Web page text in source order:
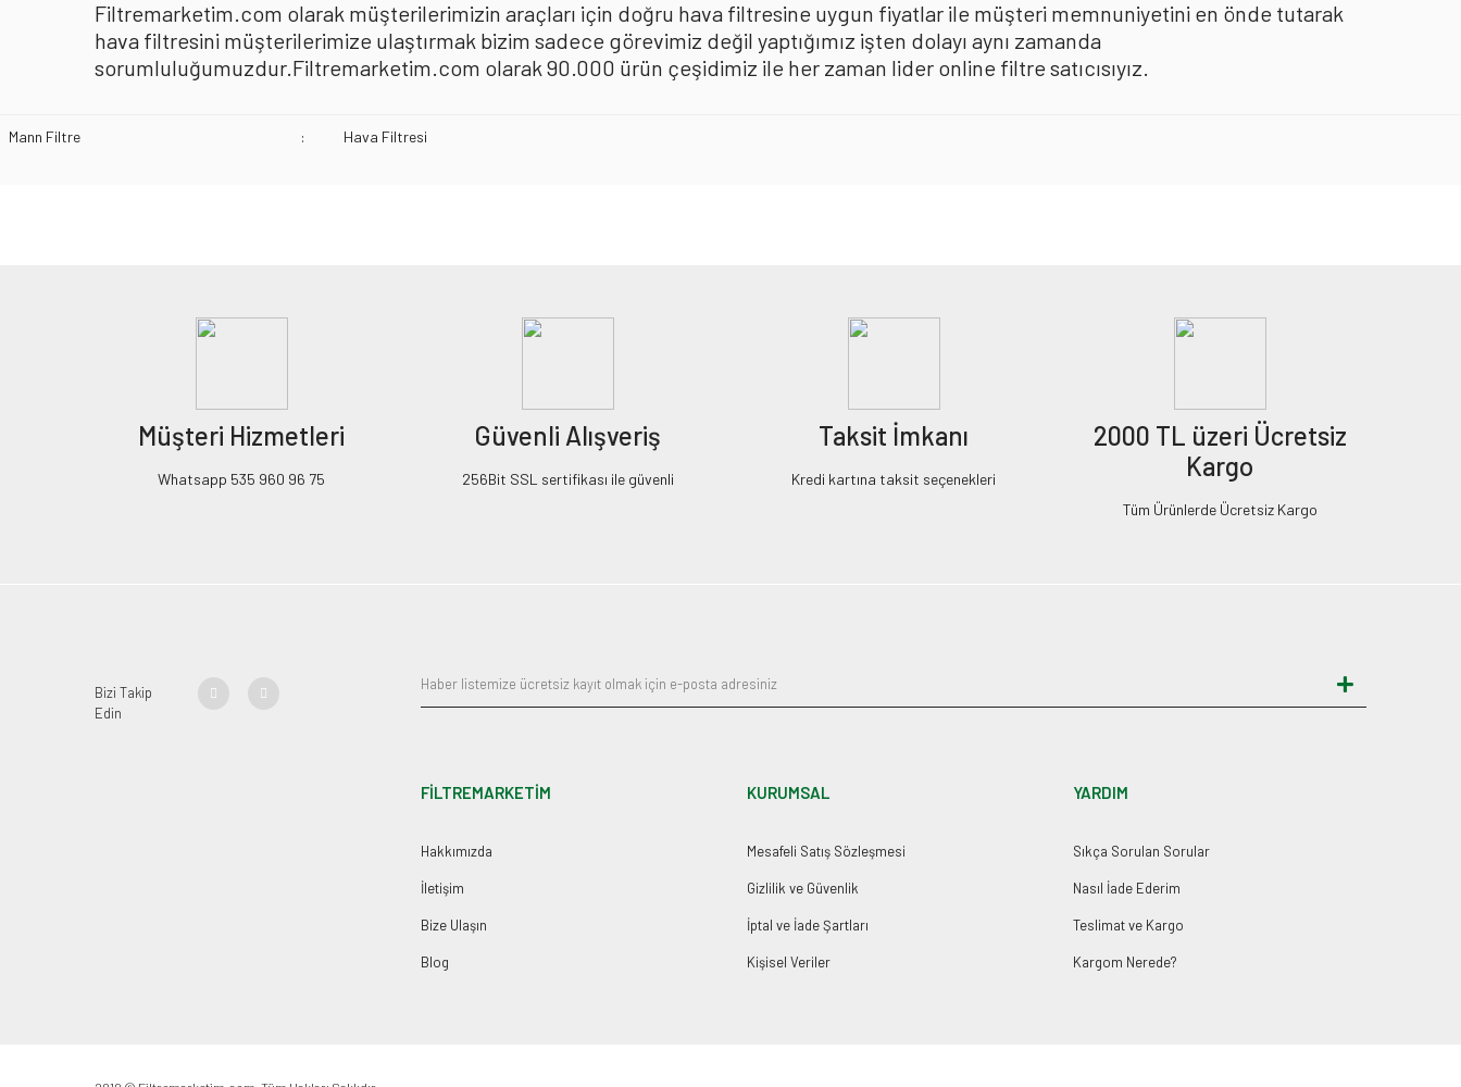
Filtremarketim.com olarak müşterilerimizin araçları için doğru hava filtresine uygun fiyatlar ile müşteri memnuniyetini en önde tutarak
hava filtresini müşterilerimize ulaştırmak bizim sadece görevimiz değil yaptığımız işten dolayı aynı zamanda
sorumluluğumuzdur.Filtremarketim.com olarak 90.000 ürün çeşidimiz ile her zaman lider online filtre satıcısıyız.
Mann Filtre : Hava Filtresi
Müşteri Hizmetleri
Whatsapp 535 960 96 75
Güvenli Alışveriş
256Bit SSL sertifikası ile güvenli
Taksit İmkanı
Kredi kartına taksit seçenekleri
2000 TL üzeri Ücretsiz
Kargo
Tüm Ürünlerde Ücretsiz Kargo
Bizi Takip
Edin
FİLTREMARKETİM
Hakkımızda
İletişim
Bize Ulaşın
Blog
KURUMSAL
Mesafeli Satış Sözleşmesi
Gizlilik ve Güvenlik
İptal ve İade Şartları
Kişisel Veriler
YARDIM
Sıkça Sorulan Sorular
Nasıl İade Ederim
Teslimat ve Kargo
Kargom Nerede?